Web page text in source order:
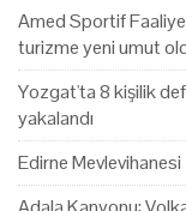
Amed Sportif
turizme yeni umut
Yozgat'ta 8 kişilik
yakalandı
Edirne